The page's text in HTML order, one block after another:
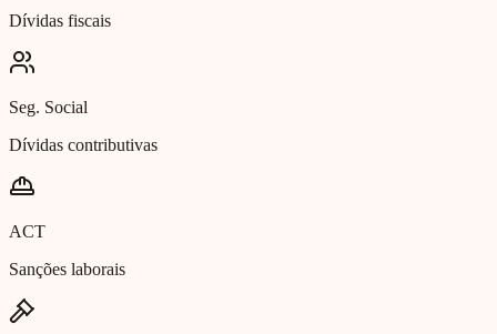
Dívidas fiscais
Seg. Social
Dívidas contributivas
ACT
Sanções laborais